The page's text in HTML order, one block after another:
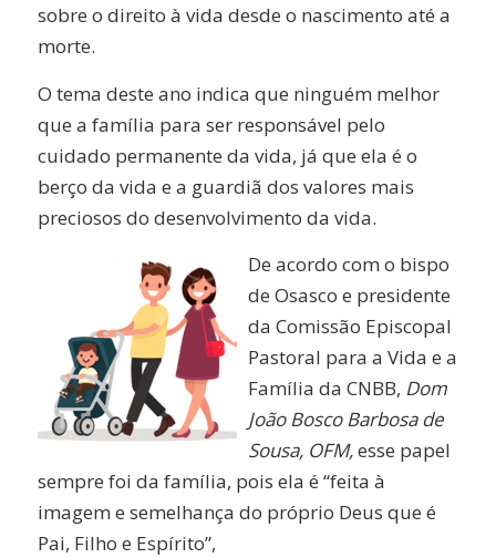
sobre o direito à vida desde o nascimento até a
morte.
O tema deste ano indica que ninguém melhor
que a família para ser responsável pelo
cuidado permanente da vida, já que ela é o
berço da vida e a guardiã dos valores mais
preciosos do desenvolvimento da vida.
De acordo com o bispo
de Osasco e presidente
da Comissão Episcopal
Pastoral para a Vida e a
Família da CNBB, Dom
João Bosco Barbosa de
Sousa, OFM,esse papel
sempre foi da família, pois ela é “feita à
imagem e semelhança do próprio Deus que é
Pai, Filho e Espírito”,